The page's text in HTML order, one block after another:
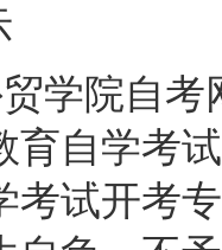
学院自
育自学考
考试开考